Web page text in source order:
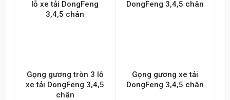
Gọng gương tròn 3 lỗ
xe tải DongFeng 3,4,5
chân
Gọng gương xe tải
DongFeng 3,4,5 chân